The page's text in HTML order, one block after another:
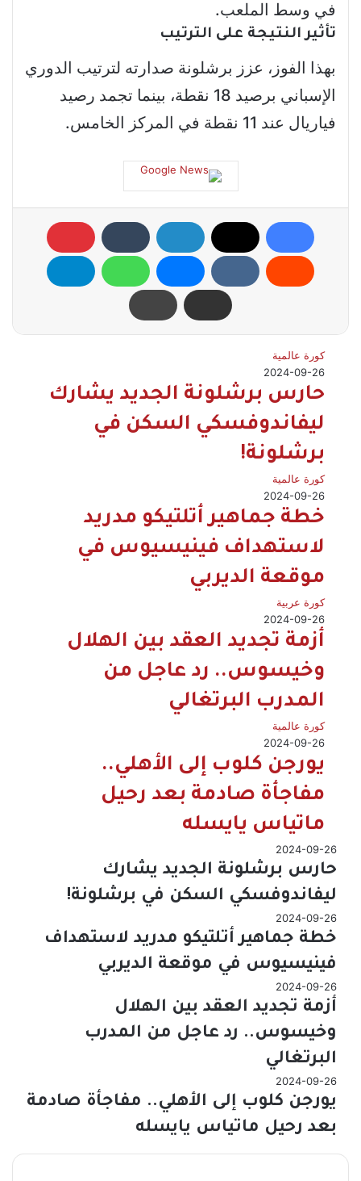
في وسط الملعب.
تأثير النتيجة على الترتيب
بهذا الفوز، عزز برشلونة صدارته لترتيب الدوري
الإسباني برصيد 18 نقطة، بينما تجمد رصيد
فياريال عند 11 نقطة في المركز الخامس.
كورة عالمية
2024-09-26
حارس برشلونة الجديد يشارك
ليفاندوفسكي السكن في
برشلونة!
كورة عالمية
2024-09-26
خطة جماهير أتلتيكو مدريد
لاستهداف فينيسيوس في
موقعة الديربي
كورة عربية
2024-09-26
أزمة تجديد العقد بين الهلال
وخيسوس.. رد عاجل من
المدرب البرتغالي
كورة عالمية
2024-09-26
يورجن كلوب إلى الأهلي..
مفاجأة صادمة بعد رحيل
ماتياس يايسله
2024-09-26
حارس برشلونة الجديد يشارك
ليفاندوفسكي السكن في برشلونة!
2024-09-26
خطة جماهير أتلتيكو مدريد لاستهداف
فينيسيوس في موقعة الديربي
2024-09-26
أزمة تجديد العقد بين الهلال
وخيسوس.. رد عاجل من المدرب
البرتغالي
2024-09-26
يورجن كلوب إلى الأهلي.. مفاجأة صادمة
بعد رحيل ماتياس يايسله